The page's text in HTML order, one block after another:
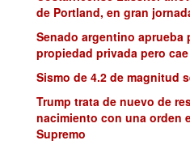
de Portland, en gran
Senado argentino aprueba
propiedad privada pero
Sismo de 4.2 de magnitud
Trump trata de nuevo de
nacimiento con una orden
Supremo